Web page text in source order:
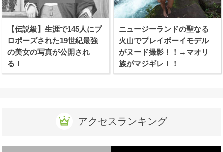
【伝説級】生涯で145人にプ
ロポーズされた19世紀最強
の美女の写真が公開され
る！
ニュージーランドの聖なる
火山でプレイボーイモデル
がヌード撮影！！→マオリ
族がマジギレ！！
アクセスランキング